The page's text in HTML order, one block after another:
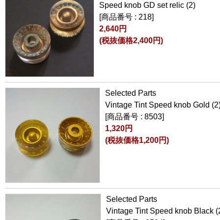
Speed knob GD set relic (2)
[商品番号 : 218]
2,640円
(税抜価格2,400円)
Selected Parts
Vintage Tint Speed knob Gold
[商品番号 : 8503]
1,320円
(税抜価格1,200円)
Selected Parts
Vintage Tint Speed knob Black